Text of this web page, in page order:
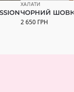
ХАЛАТИ
ЧОРНИЙ
2 650 ГРН